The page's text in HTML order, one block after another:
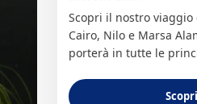
Scopri il nostro
Cairo, Nilo e Marsa
porterà in tutte le